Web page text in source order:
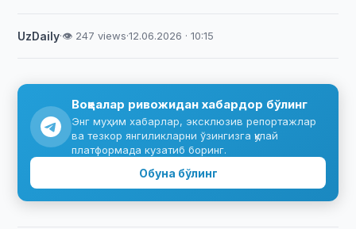
UzDaily·👁 247 views·12.06.2026 · 10:15
Воқеалар ривожидан хабардор бўлинг
Энг муҳим хабарлар, эксклюзив репортажлар
ва тезкор янгиликларни ўзингизга қулай
платформада кузатиб боринг.
Обуна бўлинг